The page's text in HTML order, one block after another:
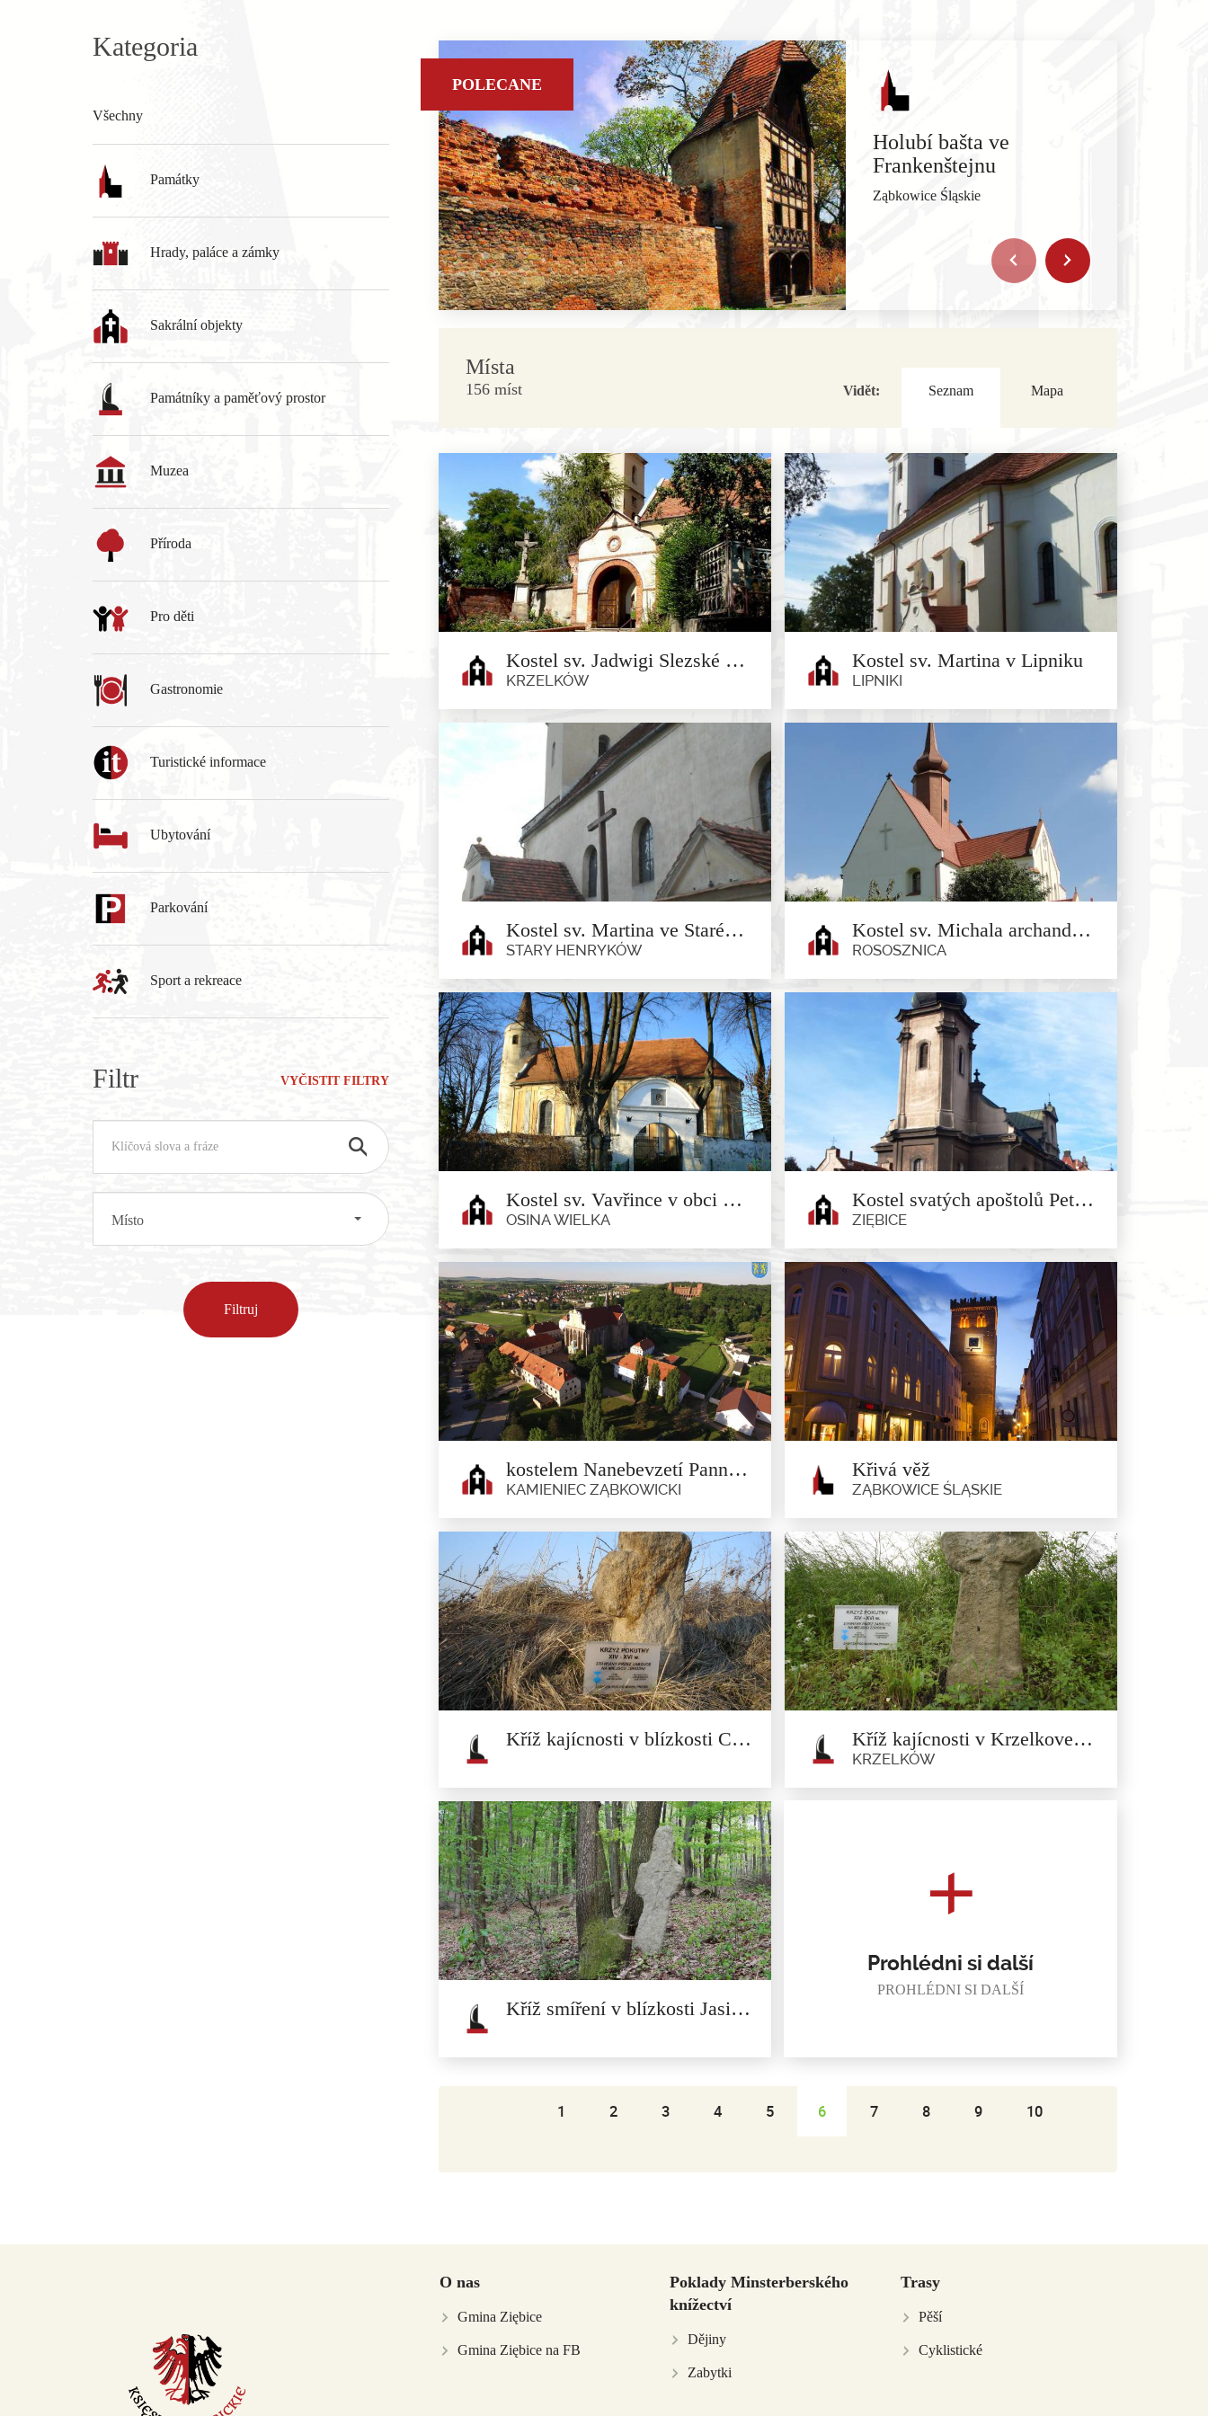
Kategoria
Všechny
Památky
Hrady, paláce a zámky
Sakrální objekty
Památníky a paměťový prostor
Muzea
Příroda
Pro děti
Gastronomie
Turistické informace
Ubytování
Parkování
Sport a rekreace
Filtr VYČISTIT FILTRY
Místo
POLECANE
Holubí bašta ve
Frankenštejnu
Ząbkowice Śląskie
Místa
156 míst Vidět: Seznam Mapa
Kostel sv. Jadwigi Slezské v Krzelkove
KRZELKÓW
Kostel sv. Jadwigi Slezské v
Krzelkove
Krzelków
Barokní kostel sv. Jadwigi Slezské, postavený v roce
1709, s věží z...
Kostel sv. Martina v Lipniku
LIPNIKI
Kostel sv. Martina v Lipniku
Lipniki
Současný farní kostel sv. Martina byl postaven v pozdním
barokním stylu...
Kostel sv. Martina ve Starém Jindřichově
STARY HENRYKÓW
Kostel sv. Martina ve Starém
Jindřichově
Stary Henryków
Starý Jindřichov je oválná obec, která se nachází u...
Kostel sv. Michala archanděla v Rososznicy
ROSOSZNICA
Kostel sv. Michala archanděla v
Rososznicy
Rososznica
Na štítu střechy barokního kostela sv. Michala Archanděla
byly vyzděné...
Kostel sv. Vavřince v obci Osina Wielka
OSINA WIELKA
Kostel sv. Vavřince v obci Osina
Wielka
Osina Wielka
Klasicistní kostel sv. Vavřince z období kolem roku 1800
s renesanční...
Kostel svatých apoštolů Petra a Pavla v Minsterberku
ZIĘBICE
Kostel svatých apoštolů Petra a
Pavla v Minsterberku
Ziębice
Tento skromně vybavený kostel byl postaven v letech
1726–1730 na místě...
kostelem Nanebevzetí Panny Marie
KAMIENIEC ZĄBKOWICKI
kostelem Nanebevzetí Panny
Marie
Kamieniec Ząbkowicki
s bývalým cisterciáckým opatstvím a obrovským...
Křivá věž
ZĄBKOWICE ŚLĄSKIE
Křivá věž
Ząbkowice Śląskie
Vedle kostela se nachází symbol města – Křivá věž ze
začátku...
Kříž kajícnosti v blízkosti Chocieborza
Kříž kajícnosti v blízkosti
Chocieborza
Středověký kající kříž, postavený vrahem na místě
činu,...
Kříž kajícnosti v Krzelkove (bývalý Jasłówek)
KRZELKÓW
(bývalý Jasłówek)
Kříž smíření v blízkosti Jasienica
Prohlédni si další
PROHLÉDNI SI DALŠÍ
1 2 3 4 5 6 7 8 9 10
O nas
Gmina Ziębice
Gmina Ziębice na FB
Poklady Minsterberského
knížectví
Dějiny
Zabytki
Trasy
Pěší
Cyklistické